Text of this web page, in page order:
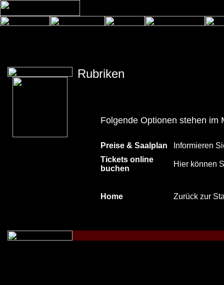
Rubriken
Folgende Optionen stehen im
Preise & Saalplan
Informieren
Tickets online
buchen
Hier können
Home Zurück zur